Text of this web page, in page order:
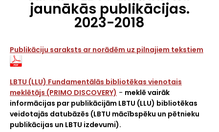
jaunākās publikācijas.
2023-2018
Publikāciju saraksts ar norādēm uz pilnajiem tekstiem
LBTU (LLU) Fundamentālās bibliotēkas vienotais
meklētājs (PRIMO DISCOVERY) - meklē vairāk
informācijas par publikācijām LBTU (LLU) bibliotēkas
veidotajās datubāzēs (LBTU mācībspēku un pētnieku
publikācijas un LBTU izdevumi).